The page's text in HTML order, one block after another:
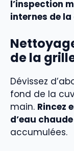
l’inspection
internes de
de la
Dévissez
fond de la
main. Rincez
d’eau chaude
accumulées.